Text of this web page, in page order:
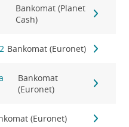
Bankomat (Planet
Cash)
Bankomat (Euronet)
Bankomat
(Euronet)
(Euronet)